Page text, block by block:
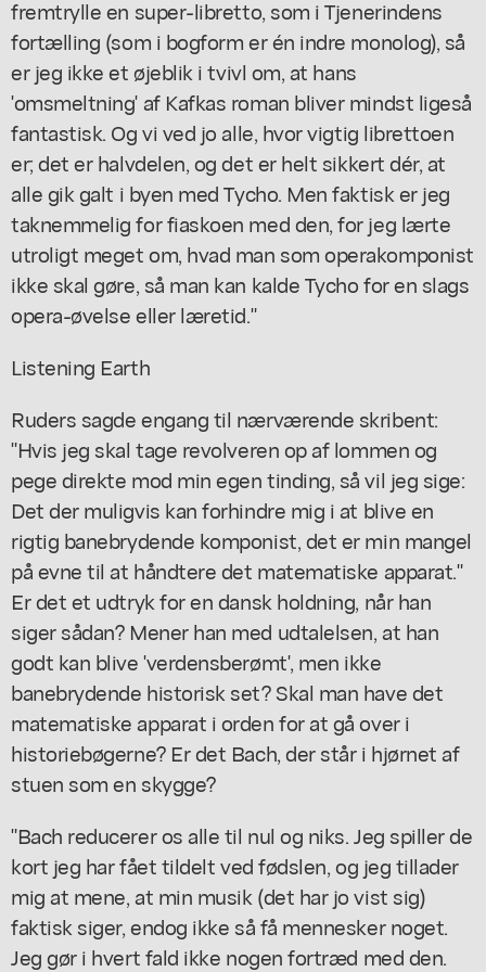
fremtrylle en super-libretto, som iTjenerindens
fortælling (som i bogform er én indre monolog), så
er jeg ikke et øjeblik i tvivl om, at hans
'omsmeltning' af Kafkas roman bliver mindst ligeså
fantastisk. Og vi ved jo alle, hvor vigtig librettoen
er; det er halvdelen, og det er helt sikkert dér, at
alle gik galt i byen med Tycho. Men faktisk er jeg
taknemmelig for fiaskoen med den, for jeg lærte
utroligt meget om, hvad man som operakomponist
ikke skal gøre, så man kan kaldeTychofor en slags
opera-øvelse eller læretid."
Listening Earth
Ruders sagde engang til nærværende skribent:
"Hvis jeg skal tage revolveren op af lommen og
pege direkte mod min egen tinding, så vil jeg sige:
Det der muligvis kan forhindre mig i at blive en
rigtig banebrydende komponist, det er min mangel
på evne til at håndtere det matematiske apparat."
Er det et udtryk for en dansk holdning, når han
siger sådan? Mener han med udtalelsen, at han
godt kan blive 'verdensberømt', men ikke
banebrydende historisk set? Skal man have det
matematiske apparat i orden for at gå over i
historiebøgerne? Er det Bach, der står i hjørnet af
stuen som en skygge?
"Bach reducerer os alle til nul og niks. Jeg spiller de
kort jeg har fået tildelt ved fødslen, og jeg tillader
mig at mene, at min musik (det har jo vist sig)
faktisk siger, endog ikke så få mennesker noget.
Jeg gør i hvert fald ikke nogen fortræd med den.